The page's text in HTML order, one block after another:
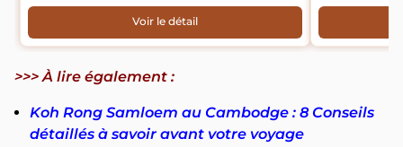
Voir le détail
>>> À lire également :
Koh Rong Samloem au Cambodge : 8 Conseils
détaillés à savoir avant votre voyage